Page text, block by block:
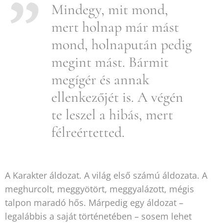
Mindegy, mit mond,
mert holnap már mást
mond, holnapután pedig
megint mást. Bármit
megígér és annak
ellenkezőjét is. A végén
te leszel a hibás, mert
félreértetted.
A Karakter áldozat. A világ első számú áldozata. A
meghurcolt, meggyötört, meggyalázott, mégis
talpon maradó hős. Márpedig egy áldozat –
legalábbis a saját történetében – sosem lehet